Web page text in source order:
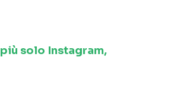
solo Instagram,